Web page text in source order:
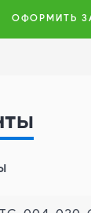
ОФОРМИТЬ